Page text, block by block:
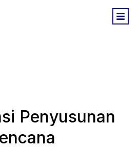
Penyusunan